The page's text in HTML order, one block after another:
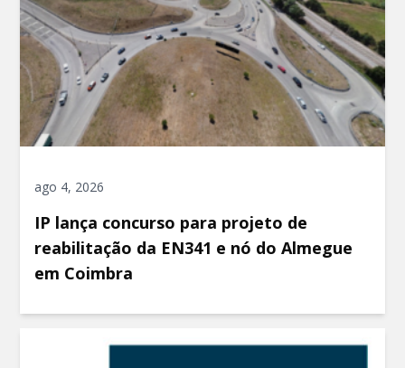
ago 4, 2026
IP lança concurso para projeto de
reabilitação da EN341 e nó do Almegue
em Coimbra